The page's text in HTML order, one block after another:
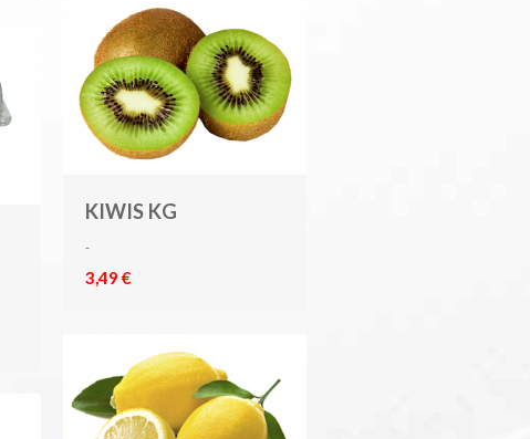
KIWIS KG
-
3,49 €